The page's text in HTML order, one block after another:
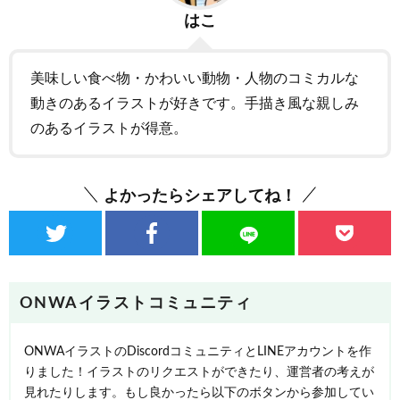
はこ
美味しい食べ物・かわいい動物・人物のコミカルな
動きのあるイラストが好きです。手描き風な親しみ
のあるイラストが得意。
よかったらシェアしてね！
ONWAイラストコミュニティ
ONWAイラストのDiscordコミュニティとLINEアカウントを作
りました！イラストのリクエストができたり、運営者の考えが
見れたりします。もし良かったら以下のボタンから参加してい